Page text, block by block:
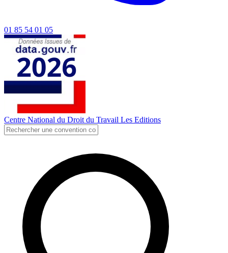
01 85 54 01 05
Centre National du Droit du Travail Les Editions